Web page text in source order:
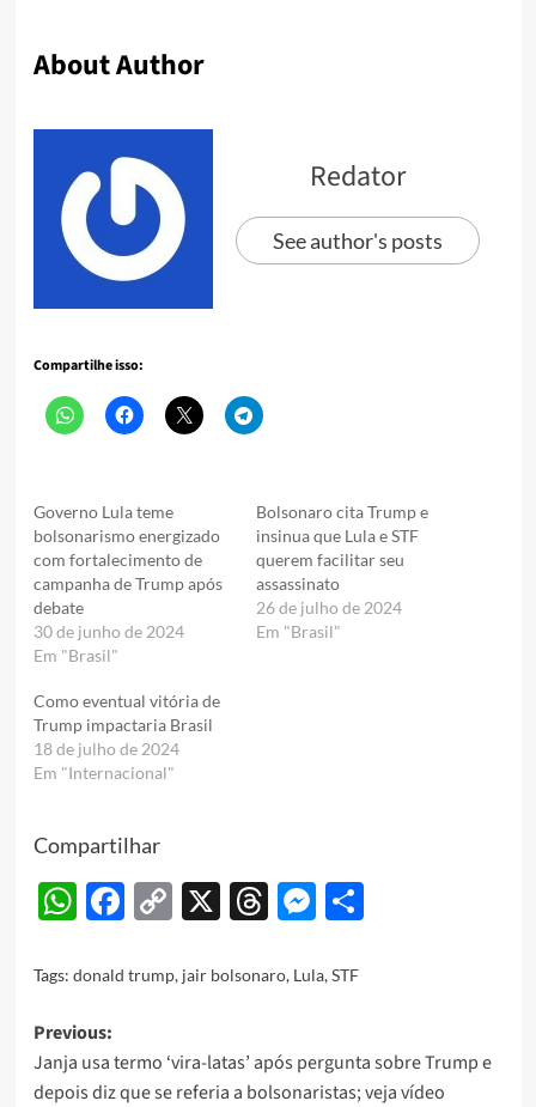
About Author
Redator
See author's posts
Compartilhe isso:
Governo Lula teme
bolsonarismo energizado
com fortalecimento de
campanha de Trump após
debate
30 de junho de 2024
Em "Brasil"
Bolsonaro cita Trump e
insinua que Lula e STF
querem facilitar seu
assassinato
26 de julho de 2024
Em "Brasil"
Como eventual vitória de
Trump impactaria Brasil
18 de julho de 2024
Em "Internacional"
Compartilhar
WhatsApp
Facebook
Copy
X Threads
Messenger
Share
Tags: donald trump, jair bolsonaro, Lula,STF
Post
navigation
Previous:
Janja usa termo ‘vira-latas’ após pergunta sobre Trump e
depois diz que se referia a bolsonaristas; veja vídeo